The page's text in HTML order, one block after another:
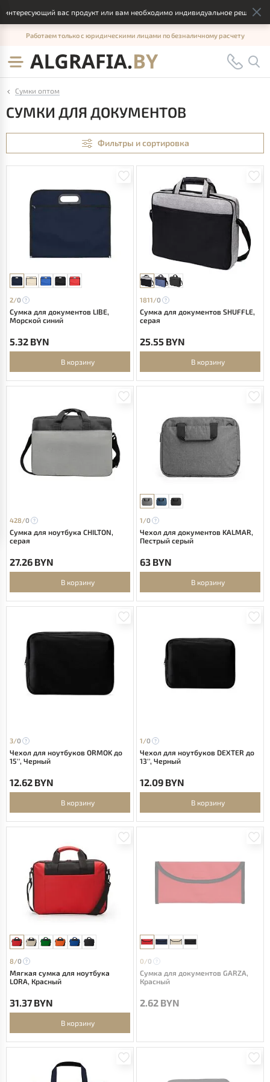
вас продукт или вам необходимо индивидуальное решение,
Работаем только с юридическими лицами по безналичному расчету
Сумки оптом
СУМКИ ДЛЯ ДОКУМЕНТОВ
Фильтры и сортировка
2/0
Сумка для документов LIBE,
Морской синий
5.32 BYN
В корзину
1811/0
Сумка для документов SHUFFLE,
серая
25.55 BYN
В корзину
428/0
Сумка для ноутбука CHILTON,
серая
27.26 BYN
В корзину
1/0
Чехол для документов KALMAR,
Пестрый серый
63 BYN
В корзину
3/0
Чехол для ноутбуков ORMOK до
15'', Черный
12.62 BYN
В корзину
1/0
Чехол для ноутбуков DEXTER до
13'', Черный
12.09 BYN
В корзину
8/0
Мягкая сумка для ноутбука
LORA, Красный
31.37 BYN
В корзину
0/0
Сумка для документов GARZA,
Красный
2.62 BYN